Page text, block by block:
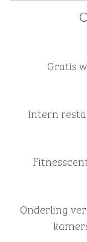
Gratis
Intern
Onderling